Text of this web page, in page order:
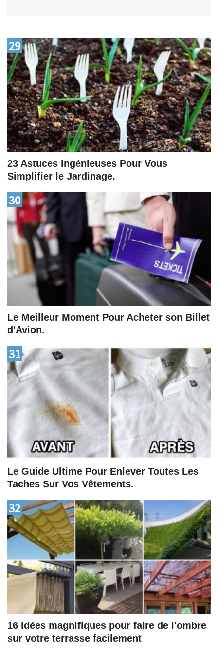
29
23 Astuces Ingénieuses Pour Vous
Simplifier le Jardinage.
30
Le Meilleur Moment Pour Acheter son Billet
d'Avion.
31
Le Guide Ultime Pour Enlever Toutes Les
Taches Sur Vos Vêtements.
32
16 idées magnifiques pour faire de l'ombre
sur votre terrasse facilement